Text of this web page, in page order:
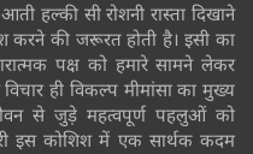
हल्की सी रोशनी रास्ता दिखाने
करने की जरूरत होती है। इसी का
पक्ष को हमारे सामने लेकर
ही विकल्प मीमांसा का मुख्य
से जुड़े महत्वपूर्ण पहलुओं को
इस कोशिश में एक सार्थक कदम